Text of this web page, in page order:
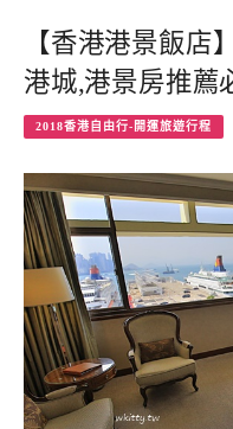
【香港港景飯店
港城,港景房推薦
2018香港自由行-開運旅遊行程